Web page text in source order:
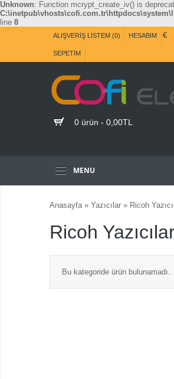
Unknown: Function mcrypt_create_iv() is
line 8
€
ALIŞVERIŞ LISTEM (0) HESABIM
SEPETIM
0 ürün - 0,00TL
MENU
Anasayfa» Yazıcılar » Ricoh
Ricoh
Bu kategoride ürün bulunamadı.